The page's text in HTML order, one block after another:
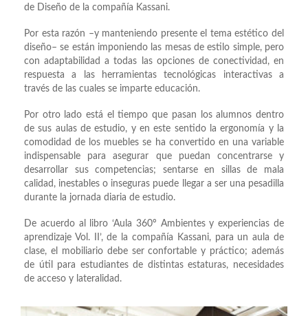
de Diseño de la compañía Kassani.
Por esta razón –y manteniendo presente el tema estético del
diseño– se están imponiendo las mesas de estilo simple, pero
con adaptabilidad a todas las opciones de conectividad, en
respuesta a las herramientas tecnológicas interactivas a
través de las cuales se imparte educación.
Por otro lado está el tiempo que pasan los alumnos dentro
de sus aulas de estudio, y en este sentido la ergonomía y la
comodidad de los muebles se ha convertido en una variable
indispensable para asegurar que puedan concentrarse y
desarrollar sus competencias; sentarse en sillas de mala
calidad, inestables o inseguras puede llegar a ser una pesadilla
durante la jornada diaria de estudio.
De acuerdo al libro ‘Aula 360º Ambientes y experiencias de
aprendizaje Vol. II’, de la compañía Kassani, para un aula de
clase, el mobiliario debe ser confortable y práctico; además
de útil para estudiantes de distintas estaturas, necesidades
de acceso y lateralidad.